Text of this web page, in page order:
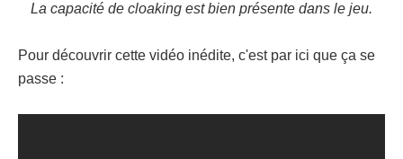
La capacité de cloaking est bien présente dans le jeu.
Pour découvrir cette vidéo inédite, c'est par ici que ça se
passe :